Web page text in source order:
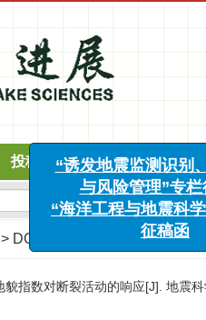
投稿指南 道德声明
高级搜索
> DOI: 10.19987/j.dzkxjz.2024-
指数对断裂活动的响应[J]. 地震
“诱发地震监
与风险管